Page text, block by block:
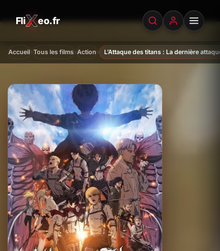
Fli eo.fr
FliXeo.fr
Accueil
Accueil›Tous les films›Action › L’Attaque des titans : La dernière